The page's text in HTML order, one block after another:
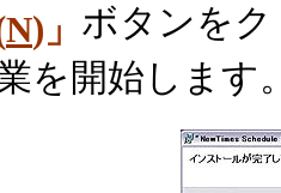
N)」 ボタンを
を開始します